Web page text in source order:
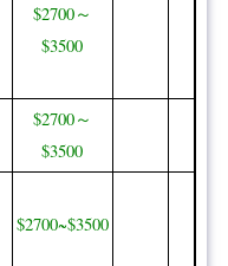
$2700～
$3500
$2700～
$3500
$2700~$3500